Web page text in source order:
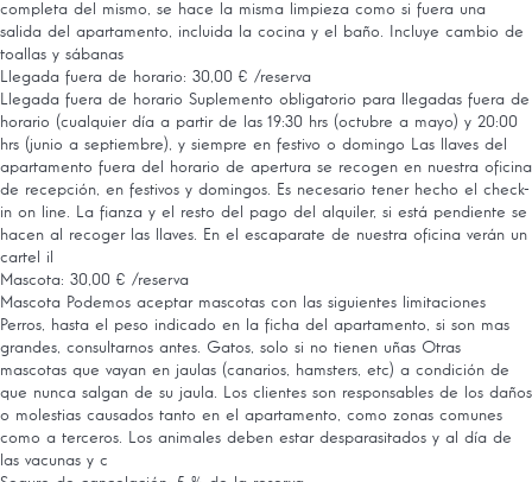
completa del mismo, se hace la misma limpieza como si fuera una
salida del apartamento, incluida la cocina y el baño. Incluye cambio de
toallas y sábanas
Llegada fuera de horario: 30,00 € /reserva
Llegada fuera de horario Suplemento obligatorio para llegadas fuera de
horario (cualquier día a partir de las 19:30 hrs (octubre a mayo) y 20:00
hrs (junio a septiembre), y siempre en festivo o domingo Las llaves del
apartamento fuera del horario de apertura se recogen en nuestra oficina
de recepción, en festivos y domingos. Es necesario tener hecho el check-
in on line. La fianza y el resto del pago del alquiler, si está pendiente se
hacen al recoger las llaves. En el escaparate de nuestra oficina verán un
cartel il
Mascota: 30,00 € /reserva
Mascota Podemos aceptar mascotas con las siguientes limitaciones
Perros, hasta el peso indicado en la ficha del apartamento, si son mas
grandes, consultarnos antes. Gatos, solo si no tienen uñas Otras
mascotas que vayan en jaulas (canarios, hamsters, etc) a condición de
que nunca salgan de su jaula. Los clientes son responsables de los daños
o molestias causados tanto en el apartamento, como zonas comunes
como a terceros. Los animales deben estar desparasitados y al día de
las vacunas y c